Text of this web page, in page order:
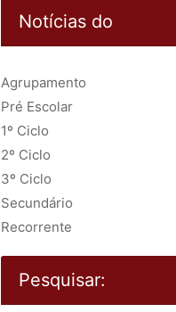
Notícias do
Agrupamento
Pré Escolar
1º Ciclo
2º Ciclo
3º Ciclo
Secundário
Recorrente
Pesquisar: